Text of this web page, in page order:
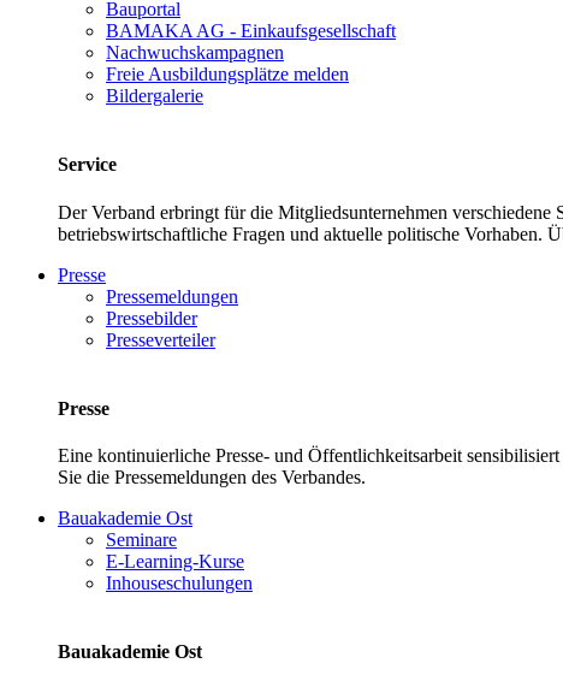
Bauportal
BAMAKA AG - Einkaufsgesellschaft
Nachwuchskampagnen
Freie Ausbildungsplätze melden
Bildergalerie
Service
Der Verband erbringt für die Mitgliedsunternehmen
betriebswirtschaftliche Fragen und aktuelle politische
Presse
Pressemeldungen
Pressebilder
Presseverteiler
Presse
Eine kontinuierliche Presse- und Öffentlichkeitsarbeit
Sie die Pressemeldungen des Verbandes.
Bauakademie Ost
Seminare
E-Learning-Kurse
Inhouseschulungen
Bauakademie Ost